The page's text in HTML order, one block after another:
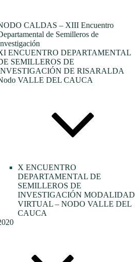
CALDAS – XIII Encuentro
de Semilleros de
ENCUENTRO DEPARTAMENTAL
SEMILLEROS DE
DE RISARALDA
VALLE DEL CAUCA
X ENCUENTRO
DEPARTAMENTAL DE
SEMILLEROS DE
INVESTIGACIÓN MODALIDAD
VIRTUAL – NODO VALLE DEL
CAUCA